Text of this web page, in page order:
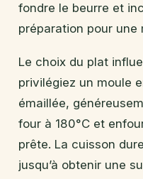
fondre le beurre et
préparation pour une
Le choix du plat
privilégiez un moule
émaillée,
four à 180°C et
prête. La cuisson
jusqu’à obtenir une